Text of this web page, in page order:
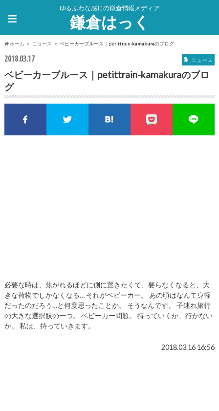
ゆるふわな感じの鎌倉情報メディア
鎌倉はっく
≡
ホーム ニュース ベビーカーブルース｜petittrain-kamakuraのブログ
2018.03.17 ニュース
ベビーカーブルース｜petittrain-kamakuraのブロ
グ
FacebookでシェアTwitterでシェアこのエントリーをはて
pocket
必要な時は、焦がれるほどに側に置きたくて、要らなくなると、大
きな荷物でしかなくなる… それがベビーカー。 あの頃はなんて身軽
だったのだろう…と何度思ったことか。 そうなんです。 子連れ旅行
の大きな選択肢の一つ。 ベビーカー問題。 持っていくか、行かない
か。 私は、持っていきます。
2018.03.16 16:56